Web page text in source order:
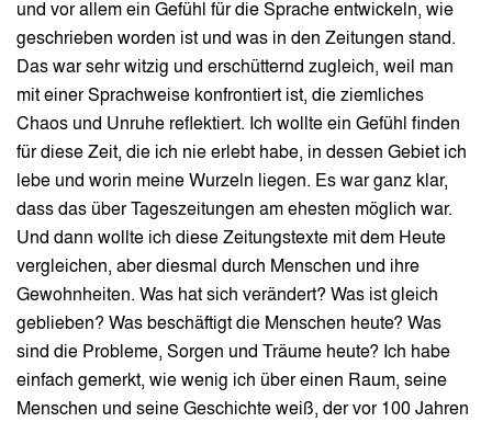
und vor allem ein Gefühl für die Sprache entwickeln, wie
geschrieben worden ist und was in den Zeitungen stand.
Das war sehr witzig und erschütternd zugleich, weil man
mit einer Sprachweise konfrontiert ist, die ziemliches
Chaos und Unruhe reflektiert. Ich wollte ein Gefühl finden
für diese Zeit, die ich nie erlebt habe, in dessen Gebiet ich
lebe und worin meine Wurzeln liegen. Es war ganz klar,
dass das über Tageszeitungen am ehesten möglich war.
Und dann wollte ich diese Zeitungstexte mit dem Heute
vergleichen, aber diesmal durch Menschen und ihre
Gewohnheiten. Was hat sich verändert? Was ist gleich
geblieben? Was beschäftigt die Menschen heute? Was
sind die Probleme, Sorgen und Träume heute? Ich habe
einfach gemerkt, wie wenig ich über einen Raum, seine
Menschen und seine Geschichte weiß, der vor 100 Jahren